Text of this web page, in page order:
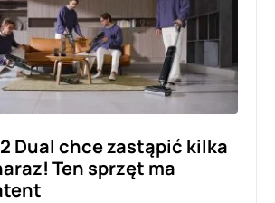
Dual chce zastąpić kilka
Ten sprzęt ma